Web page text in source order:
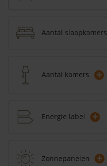
Aantal slaapkamers
Aantal kamers +
Energie label +
Zonnepanelen +